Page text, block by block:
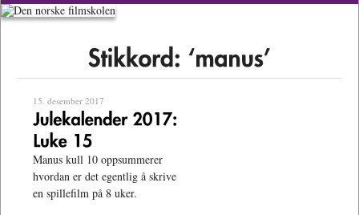
15. desember 2017
Manus kull 10 oppsummerer
hvordan er det egentlig å skrive
en spillefilm på 8 uker.